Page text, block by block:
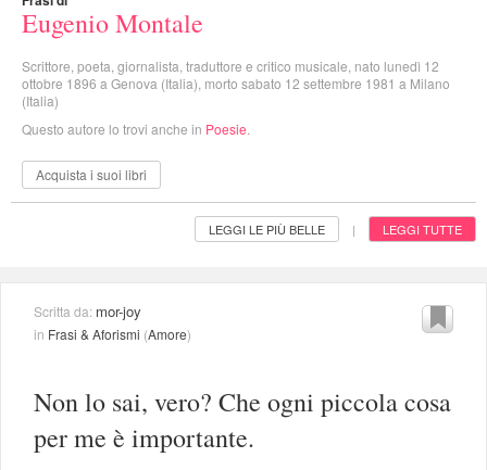
Eugenio Montale
Scrittore, poeta, giornalista, traduttore e critico musicale, nato lunedì 12
ottobre 1896 a Genova (Italia), morto sabato 12 settembre 1981 a Milano
(Italia)
Questo autore lo trovi anche in Poesie
Acquista i suoi libri
LEGGI LE PIÙ BELLE | LEGGI TUTTE
Scritta da: mor-joy
in Frasi & Aforismi (Amore)
Non lo sai, vero? Che ogni piccola cosa
per me è importante.